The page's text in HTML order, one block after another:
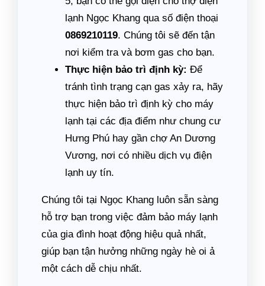
lạnh Ngọc Khang qua số điện thoại
0869210119. Chúng tôi sẽ đến tận
nơi kiểm tra và bơm gas cho bạn.
Thực hiện bảo trì định kỳ: Để
tránh tình trạng cạn gas xảy ra, hãy
thực hiện bảo trì định kỳ cho máy
lạnh tại các địa điểm như chung cư
Hưng Phú hay gần chợ An Dương
Vương, nơi có nhiều dịch vụ điện
lạnh uy tín.
Chúng tôi tại Ngọc Khang luôn sẵn sàng
hỗ trợ bạn trong việc đảm bảo máy lạnh
của gia đình hoạt động hiệu quả nhất,
giúp bạn tận hưởng những ngày hè oi ả
một cách dễ chịu nhất.